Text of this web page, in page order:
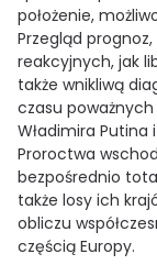
położenie,
Przegląd
reakcyjnych, jak
także wnikliwą
czasu
Władimira Putina
Proroctwa
bezpośrednio
także losy ich
obliczu
częścią Europy.